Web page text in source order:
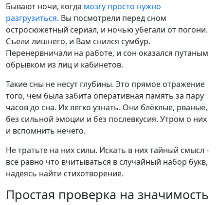
Бывают ночи, когда мозгу просто нужно
разгрузиться. Вы посмотрели перед сном
остросюжетный сериал, и ночью убегали от погони.
Съели лишнего, и Вам снился сумбур.
Перенервничали на работе, и сон оказался путаным
обрывком из лиц и кабинетов.
Такие сны не несут глубины. Это прямое отражение
того, чем была забита оперативная память за пару
часов до сна. Их легко узнать. Они блёклые, рваные,
без сильной эмоции и без послевкусия. Утром о них
и вспомнить нечего.
Не тратьте на них силы. Искать в них тайный смысл -
всё равно что вчитываться в случайный набор букв,
надеясь найти стихотворение.
Простая проверка на значимость